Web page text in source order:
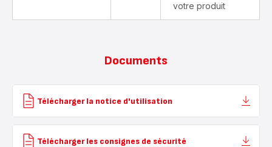
votre produit
Documents
Télécharger la notice d'utilisation
Télécharger les consignes de sécurité